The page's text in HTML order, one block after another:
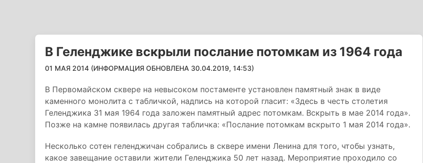
В Геленджике вскрыли послание потомкам из 1964 года
01 МАЯ 2014 (ИНФОРМАЦИЯ ОБНОВЛЕНА 30.04.2019, 14:53)
В Первомайском сквере на невысоком постаменте установлен памятный знак в виде
каменного монолита с табличкой, надпись на которой гласит: «Здесь в честь столетия
Геленджика 31 мая 1964 года заложен памятный адрес потомкам. Вскрыть в мае 2014 года».
Позже на камне появилась другая табличка: «Послание потомкам вскрыто 1 мая 2014 года».
Несколько сотен геленджичан собрались в сквере имени Ленина для того, чтобы узнать,
какое завещание оставили жители Геленджика 50 лет назад. Мероприятие проходило со